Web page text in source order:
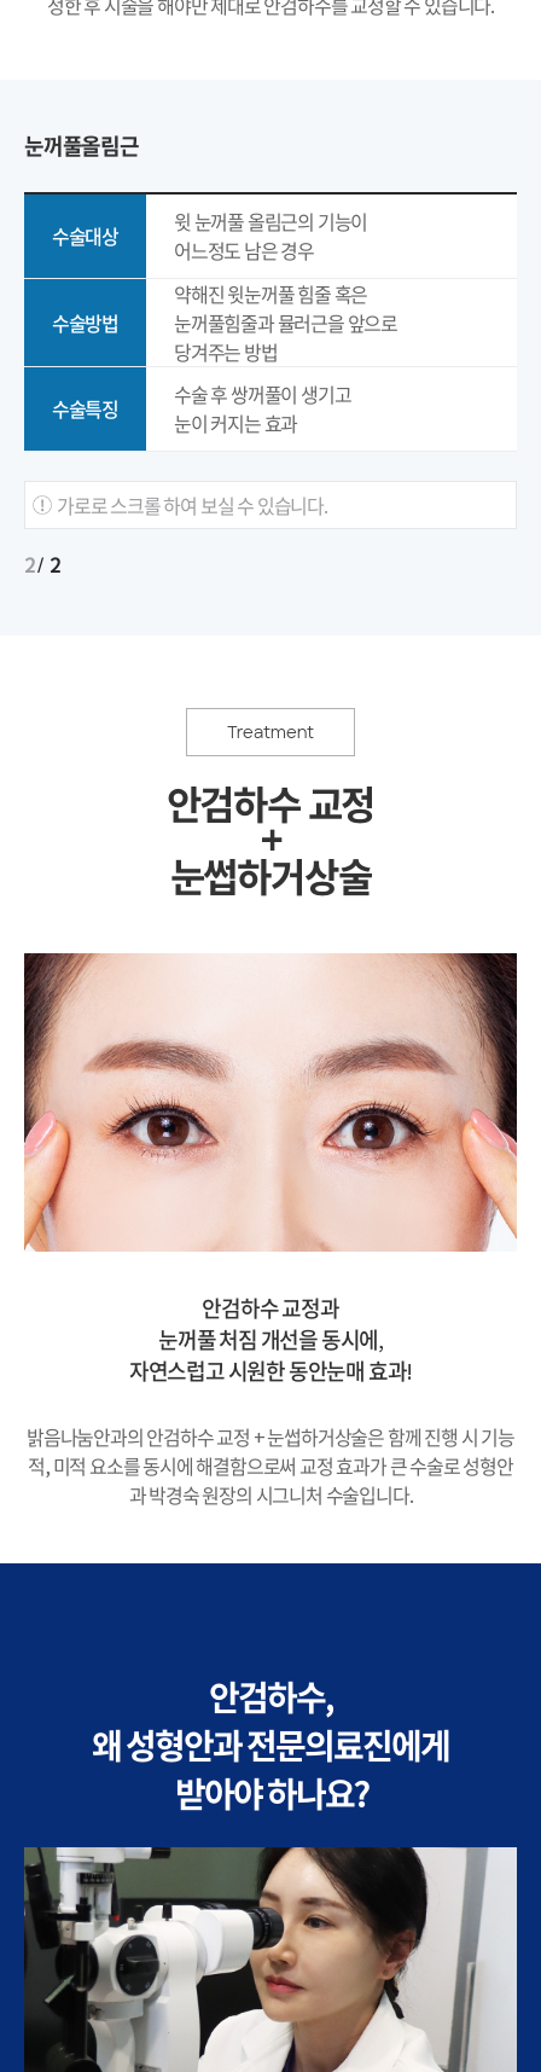
눈꺼풀올림근
수술대상
윗 눈꺼풀 올림근의 기능이
어느정도 남은 경우
수술방법
약해진 윗눈꺼풀 힘줄 혹은
눈꺼풀힘줄과 뮬러근을 앞으로
당겨주는 방법
수술특징
수술 후 쌍꺼풀이 생기고
눈이 커지는 효과
가로로 스크롤 하여 보실 수 있습니다.
2 2
Treatment
안검하수 교정
+
눈썹하거상술
안검하수 교정과
눈꺼풀 처짐 개선을 동시에,
자연스럽고 시원한 동안눈매 효과!
밝음나눔안과의 안검하수 교정 + 눈썹하거상술은 함께 진행 시 기능
적, 미적 요소를 동시에 해결함으로써 교정 효과가 큰 수술로 성형안
과 박경숙 원장의 시그니처 수술입니다.
안검하수,
왜 성형안과 전문의료진에게
받아야 하나요?